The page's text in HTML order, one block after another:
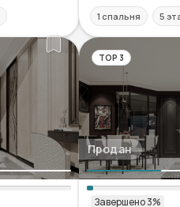
1 спальня 5
TOP 3
Продан